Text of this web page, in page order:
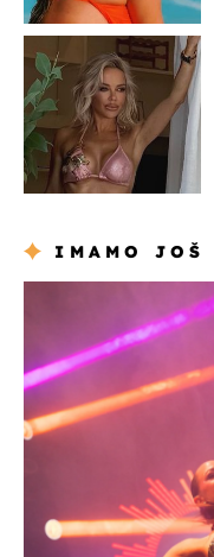
IMAMO JOŠ